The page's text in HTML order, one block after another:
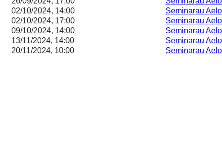
02/10/2024, 14:00
Seminarau
02/10/2024, 17:00
Seminarau
09/10/2024, 14:00
Seminarau
13/11/2024, 14:00
Seminarau
20/11/2024, 10:00
Seminarau